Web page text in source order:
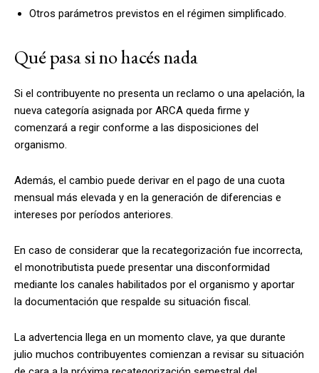
Otros parámetros previstos en el régimen simplificado.
Qué pasa si no hacés nada
Si el contribuyente no presenta un reclamo o una apelación, la
nueva categoría asignada por ARCA queda firme y
comenzará a regir conforme a las disposiciones del
organismo.
Además, el cambio puede derivar en el pago de una cuota
mensual más elevada y en la generación de diferencias e
intereses por períodos anteriores.
En caso de considerar que la recategorización fue incorrecta,
el monotributista puede presentar una disconformidad
mediante los canales habilitados por el organismo y aportar
la documentación que respalde su situación fiscal.
La advertencia llega en un momento clave, ya que durante
julio muchos contribuyentes comienzan a revisar su situación